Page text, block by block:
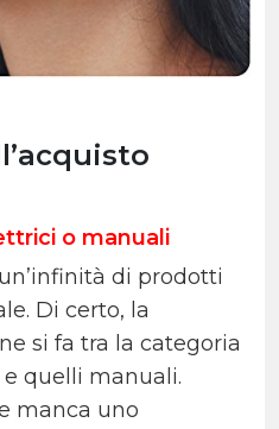
o manuali
di prodotti
Di certo, la
si fa tra la categoria
e quelli manuali.
manca uno